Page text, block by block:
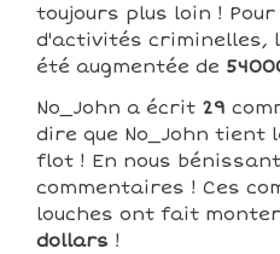
toujours plus loin !
d'activités criminelles,
été augmentée de
No_John a écrit 29
dire que No_John tient
flot ! En nous
commentaires ! Ces
louches ont fait
dollars !